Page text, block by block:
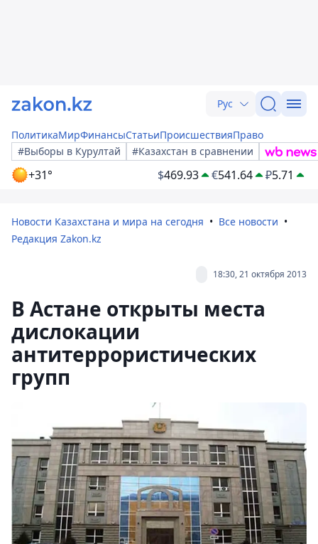
Рус
ПолитикаМирФинансыСтатьиПроисшествияПраво
#Выборы в Курултай
#Казахстан в сравнении
+31° $469.93 €541.64 ₽5.71
Новости Казахстана и мира на сегодня
Все новости
Редакция Zakon.kz
18:30, 21 октября 2013
В Астане открыты места
дислокации
антитеррористических
групп